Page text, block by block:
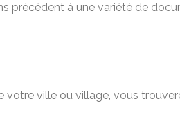
précédent à une variété de
votre ville ou village, vous